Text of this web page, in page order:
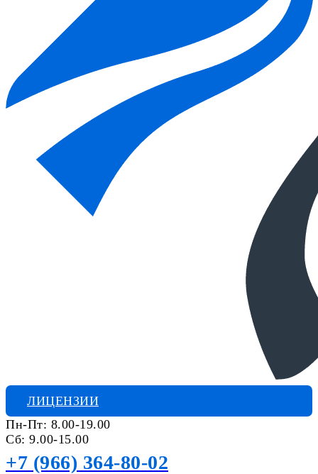
ЛИЦЕНЗИИ
Пн-Пт: 8.00-19.00
Сб: 9.00-15.00
+7 (966) 364-80-02